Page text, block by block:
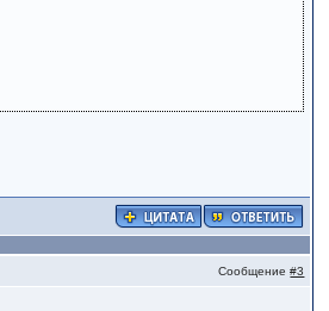
Сообщение#3